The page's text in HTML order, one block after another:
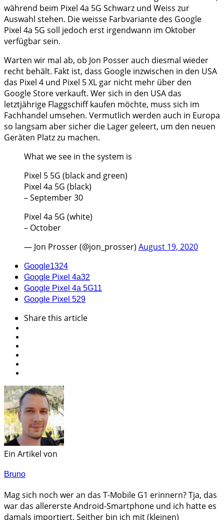
während beim Pixel 4a 5G Schwarz und Weiss zur
Auswahl stehen. Die weisse Farbvariante des Google
Pixel 4a 5G soll jedoch erst irgendwann im Oktober
verfügbar sein.
Warten wir mal ab, ob Jon Posser auch diesmal wieder
recht behält. Fakt ist, dass Google inzwischen in den USA
das Pixel 4 und Pixel 5 XL gar nicht mehr über den
Google Store verkauft. Wer sich in den USA das
letztjährige Flaggschiff kaufen möchte, muss sich im
Fachhandel umsehen. Vermutlich werden auch in Europa
so langsam aber sicher die Lager geleert, um den neuen
Geräten Platz zu machen.
What we see in the system is
Pixel 5 5G (black and green)
Pixel 4a 5G (black)
– September 30
Pixel 4a 5G (white)
– October
— Jon Prosser (@jon_prosser) August 19, 2020
Google1324
Google Pixel 4a32
Google Pixel 4a 5G11
Google Pixel 529
Sharethis article
Ein Artikel von
Bruno
Mag sich noch wer an das T-Mobile G1 erinnern? Tja, das
war das allererste Android-Smartphone und ich hatte es
damals importiert. Seither bin ich mit (kleinen)